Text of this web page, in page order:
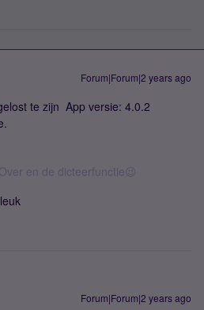
Forum|Forum|2 years ago
te zijn App versie: 4.0.2
en de dicteerfunctie😉
Forum|Forum|2 years ago